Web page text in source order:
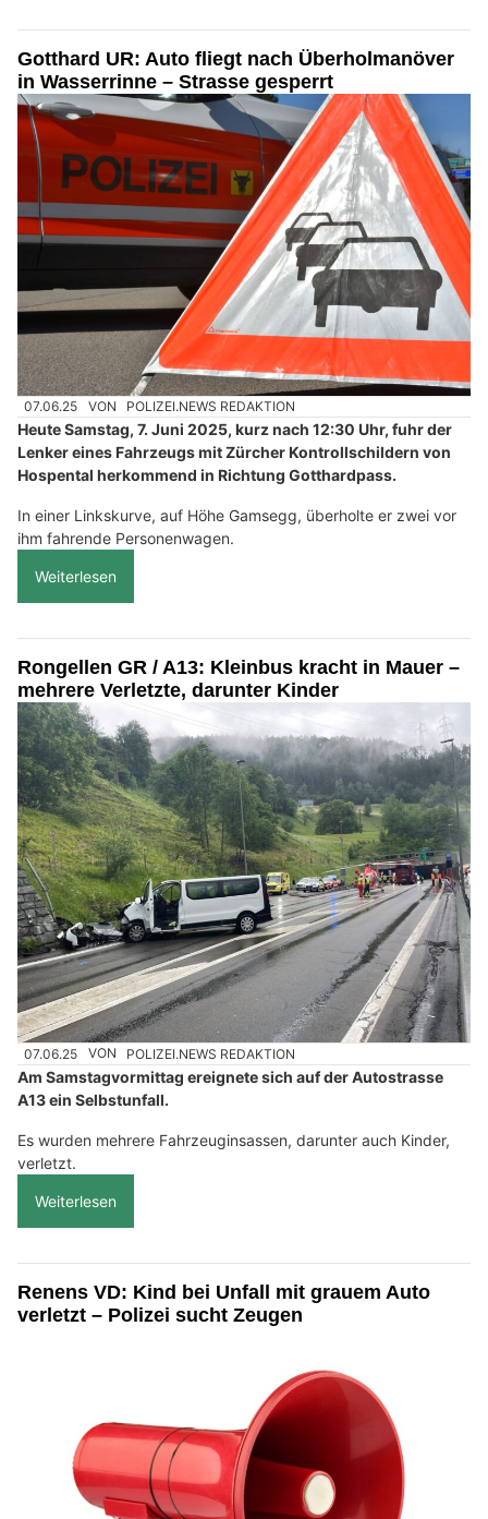
Gotthard UR: Auto fliegt nach Überholmanöver
in Wasserrinne – Strasse gesperrt
07.06.25 VON POLIZEI.NEWS REDAKTION
Heute Samstag, 7. Juni 2025, kurz nach 12:30 Uhr, fuhr der
Lenker eines Fahrzeugs mit Zürcher Kontrollschildern von
Hospental herkommend in Richtung Gotthardpass.
In einer Linkskurve, auf Höhe Gamsegg, überholte er zwei vor
ihm fahrende Personenwagen.
Weiterlesen
Rongellen GR / A13: Kleinbus kracht in Mauer –
mehrere Verletzte, darunter Kinder
07.06.25 VON POLIZEI.NEWS REDAKTION
Am Samstagvormittag ereignete sich auf der Autostrasse
A13 ein Selbstunfall.
Es wurden mehrere Fahrzeuginsassen, darunter auch Kinder,
verletzt.
Weiterlesen
Renens VD: Kind bei Unfall mit grauem Auto
verletzt – Polizei sucht Zeugen